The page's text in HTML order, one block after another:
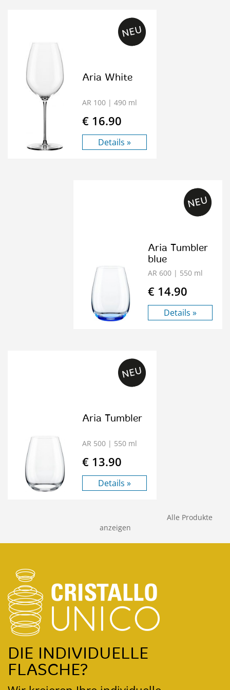
Aria White
AR 100 | 490 ml
€ 16.90
Details »
Aria Tumbler
blue
AR 600 | 550 ml
€ 14.90
Details »
Aria Tumbler
AR 500 | 550 ml
€ 13.90
Details »
Alle Produkte
anzeigen
DIE INDIVIDUELLE
FLASCHE?